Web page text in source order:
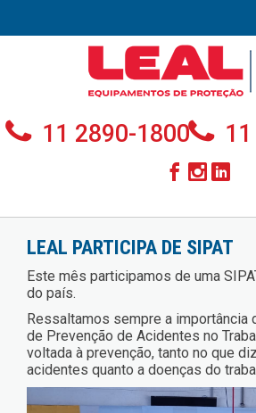
11 2890-1800
LEAL PARTICIPA DE SIPAT
Este mês participamos de uma
do país.
Ressaltamos sempre a importância
de Prevenção de Acidentes no
voltada à prevenção, tanto no que
acidentes quanto a doenças do